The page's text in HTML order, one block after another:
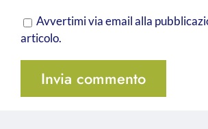
Avvertimi via email alla
articolo.